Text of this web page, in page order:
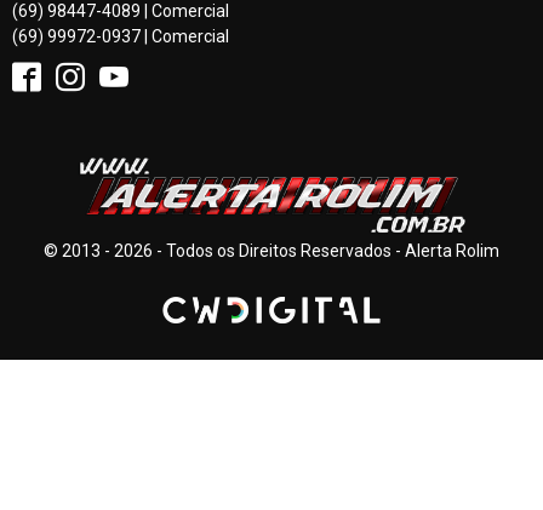
(69) 98447-4089 | Comercial
(69) 99972-0937 | Comercial
© 2013 - 2026 - Todos os Direitos Reservados - Alerta Rolim